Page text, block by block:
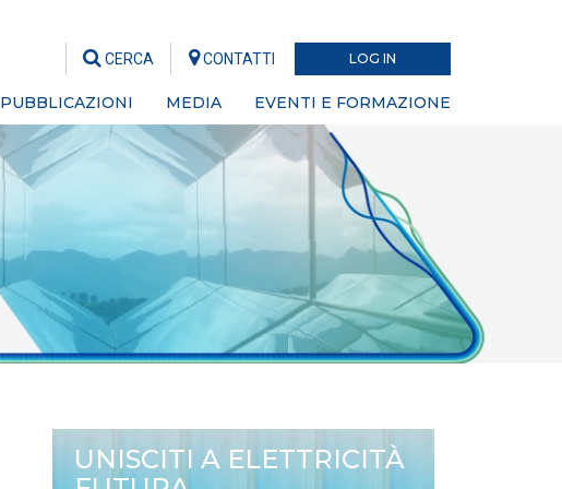
LOG IN
CERCA CONTATTI
PUBBLICAZIONI MEDIA EVENTI E FORMAZIONE
UNISCITI A ELETTRICITÀ